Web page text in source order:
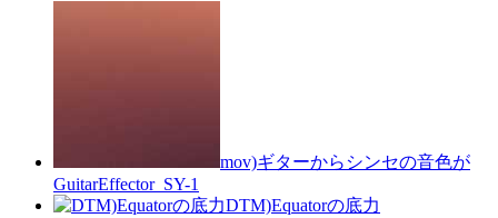
mov)ギターからシンセの音色が
GuitarEffector_SY-1
DTM)Equatorの底力